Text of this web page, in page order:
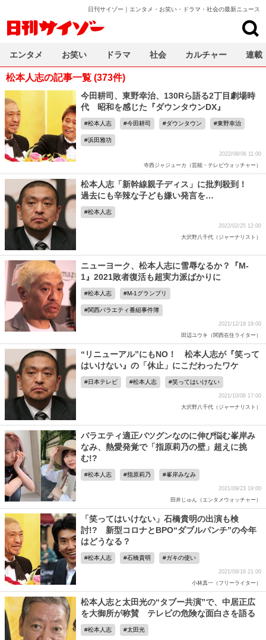
日刊サイゾー｜エンタメ・お笑い・ドラマ・社会の最新ニュース
松本人志の記事一覧 (373件)
今田耕司、東野幸治、130Rら語る2丁目劇場時
代 昭和を感じた『ダウンタウンDX』
松本人志 今田耕司 ダウンタウン 東野幸治
浜田雅功
2022/08/06 11:00
寺西ジャジューカ（芸能・テレビウォッチャー）
松本人志「新幹線親子ディス」に批判殺到！
過去にも辛辣な子ども嫌い発言を…
松本人志
2022/02/25 12:00
大沢野八千代（ジャーナリスト）
ニューヨーク、松本人志に雪辱なるか？『M-
1』2021敗者復活も超実力派ばかりに
松本人志 M-1グランプリ
関西バラエティ番組事件簿
2021/12/18 19:00
田辺ユウキ（関西在住ライター）
“リニューアル”にもNO！ 松本人志が『笑って
はいけない』の「休止」にこだわったワケ
日本テレビ 松本人志 笑ってはいけない
2021/10/08 17:00
大沢野八千代（ジャーナリスト）
バラエティ適正バツグンなのに伸び悩む峯岸み
なみ、熱愛発覚で「指原莉乃の壁」超えに挑
む!?
松本人志 指原莉乃 峯岸みなみ
2021/09/23 19:00
田井じゅん（エンタメウォッチャー）
「笑ってはいけない」石橋貴明の出演も検
討!? 新型コロナとBPO“ダブルパンチ”の今年
はどうなる？
松本人志 石橋貴明 ガキの使い
2021/09/16 21:00
小林真一（フリーライター）
松本人志と太田光の“タブー共演”で、中居正広
を大御所が称賛 テレビの危険な面白さを語る
松本人志 太田光
エンタメ お笑い ドラマ 社会 カルチャー 連載